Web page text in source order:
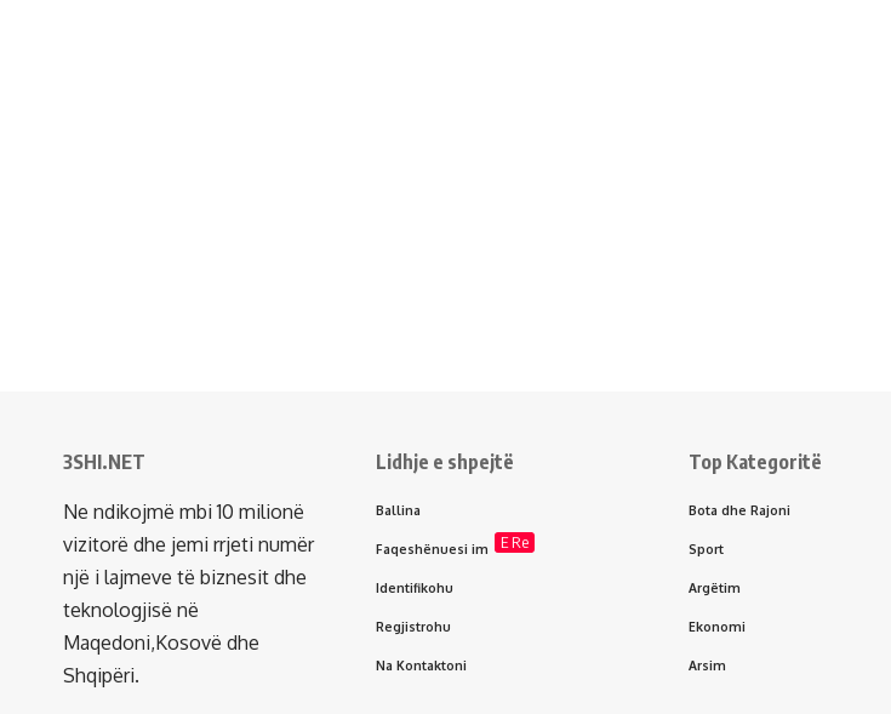
3SHI.NET
Ne ndikojmë mbi 10 milionë
vizitorë dhe jemi rrjeti numër
një i lajmeve të biznesit dhe
teknologjisë në
Maqedoni,Kosovë dhe
Shqipëri.
Lidhje e shpejtë
Ballina
Faqeshënuesi im E Re
Identifikohu
Regjistrohu
Na Kontaktoni
Top Kategoritë
Bota dhe Rajoni
Sport
Argëtim
Ekonomi
Arsim